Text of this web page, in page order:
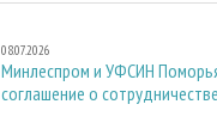
08.07.2026
Минлеспром и УФСИН
соглашение о сотрудничестве